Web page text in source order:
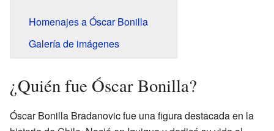
Homenajes a Óscar Bonilla
Galería de imágenes
¿Quién fue Óscar Bonilla?
Óscar Bonilla Bradanovic fue una figura destacada en la